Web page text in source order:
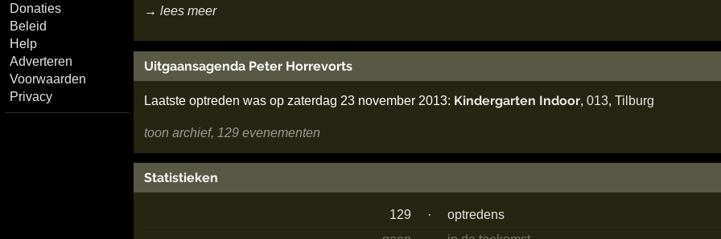
Donaties
Beleid
Help
Adverteren
Voorwaarden
Privacy
→ lees meer
Uitgaansagenda Peter Horrevorts
Laatste optreden was op zaterdag 23 november 2013: Kindergarten Indoor, 013, Tilburg
toon archief, 129 evenementen
Statistieken
129 ·
optredens